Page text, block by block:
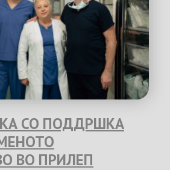
СО ПОДДРШКА
ВО ПРИЛЕП